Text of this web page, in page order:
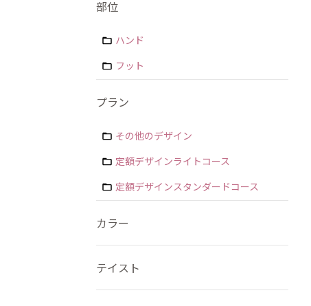
部位
ハンド
フット
プラン
その他のデザイン
定額デザインライトコース
定額デザインスタンダードコース
カラー
テイスト